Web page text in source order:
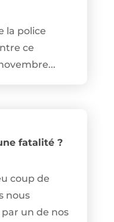
la police
ce
fatalité ?
coup de
nous
un de nos